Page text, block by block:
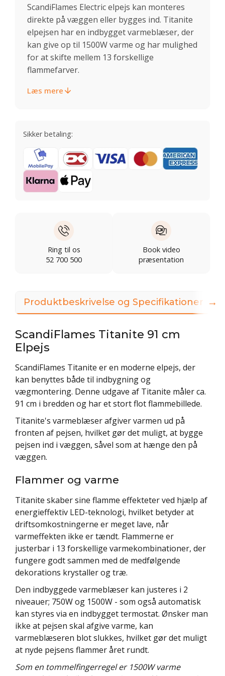
ScandiFlames Electric elpejs kan monteres
direkte på væggen eller bygges ind. Titanite
elpejsen har en indbygget varmeblæser, der
kan give op til 1500W varme og har mulighed
for at skifte mellem 13 forskellige
flammefarver.
Læs mere
Sikker betaling:
Ring til os
52 700 500
Book video
præsentation
Produktbeskrivelse og Specifikationer
ScandiFlames Titanite 91 cm
Elpejs
ScandiFlames Titanite er en moderne elpejs, der
kan benyttes både til indbygning og
vægmontering. Denne udgave af Titanite måler ca.
91 cm i bredden og har et stort flot flammebillede.
Titanite's varmeblæser afgiver varmen ud på
fronten af pejsen, hvilket gør det muligt, at bygge
pejsen ind i væggen, såvel som at hænge den på
væggen.
Flammer og varme
Titanite skaber sine flamme effekteter ved hjælp af
energieffektiv LED-teknologi, hvilket betyder at
driftsomkostningerne er meget lave, når
varmeffekten ikke er tændt. Flammerne er
justerbar i 13 forskellige varmekombinationer, der
fungere godt sammen med de medfølgende
dekorations krystaller og træ.
Den indbyggede varmeblæser kan justeres i 2
niveauer; 750W og 1500W - som også automatisk
kan styres via en indbygget termostat. Ønsker man
ikke at pejsen skal afgive varme, kan
varmeblæseren blot slukkes, hvilket gør det muligt
at nyde pejsens flammer året rundt.
Som en tommelfingerregel er 1500W varme
→